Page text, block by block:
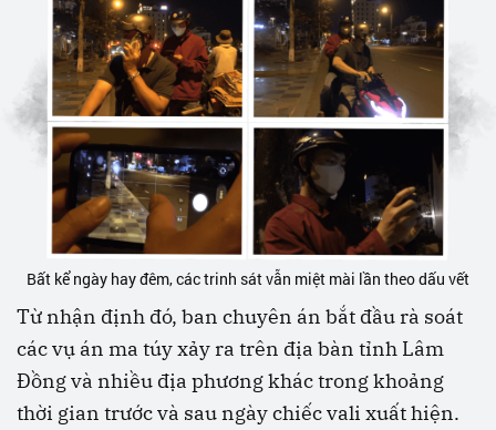
Bất kể ngày hay đêm, các trinh sát vẫn miệt mài lần theo dấu vết
Từ nhận định đó, ban chuyên án bắt đầu rà soát
các vụ án ma túy xảy ra trên địa bàn tỉnh Lâm
Đồng và nhiều địa phương khác trong khoảng
thời gian trước và sau ngày chiếc vali xuất hiện.